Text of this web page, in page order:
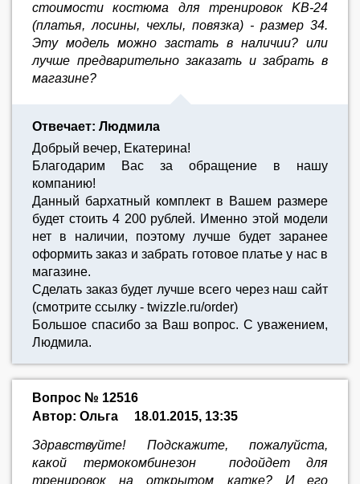
стоимости костюма для тренировок KB-24
(платья, лосины, чехлы, повязка) - размер 34.
Эту модель можно застать в наличии? или
лучше предварительно заказать и забрать в
магазине?
Отвечает: Людмила
Добрый вечер, Екатерина!
Благодарим Вас за обращение в нашу
компанию!
Данный бархатный комплект в Вашем размере
будет стоить 4 200 рублей. Именно этой модели
нет в наличии, поэтому лучше будет заранее
оформить заказ и забрать готовое платье у нас в
магазине.
Сделать заказ будет лучше всего через наш сайт
(смотрите ссылку - twizzle.ru/order)
Большое спасибо за Ваш вопрос. С уважением,
Людмила.
Вопрос № 12516
Автор: Ольга
18.01.2015, 13:35
Здравствуйте! Подскажите, пожалуйста,
какой термокомбинезон подойдет для
тренировок на открытом катке? И его